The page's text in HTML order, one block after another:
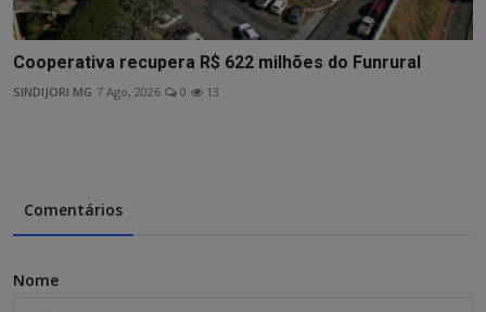
Cooperativa recupera R$ 622 milhões do Funrural
SINDIJORI MG 7 Ago, 2026 0 13
Comentários
Nome